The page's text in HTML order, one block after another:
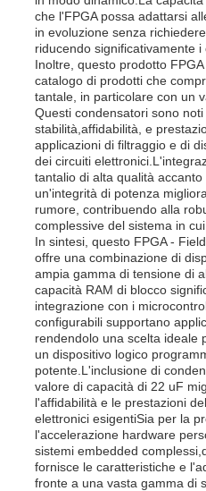
Su di noi
Visita alla fabbrica
Controllo Qualità
Contattaci
Notizie
Casi
FPGA Field
Unità del microcontroller
che l'FPGA possa adattarsi
in evoluzione senza
riducendo significativamente i
Inoltre, questo prodotto
catalogo di prodotti che
tantale, in particolare con un
Questi condensatori sono
stabilità,affidabilità, e
applicazioni di filtraggio e di
dei circuiti
tantalio di alta qualità
un'integrità di potenza
rumore, contribuendo alla
complessive del sistema in
In sintesi, questo FPGA -
offre una combinazione di
ampia gamma di tensione di
capacità RAM di blocco
integrazione con i
configurabili supportano
rendendolo una scelta ideale
un dispositivo logico
potente.L'inclusione di
valore di capacità di 22 uF
l'affidabilità e le prestazioni
elettronici esigentiSia per la
l'accelerazione hardware
sistemi embedded
fornisce le caratteristiche e
fronte a una vasta gamma di